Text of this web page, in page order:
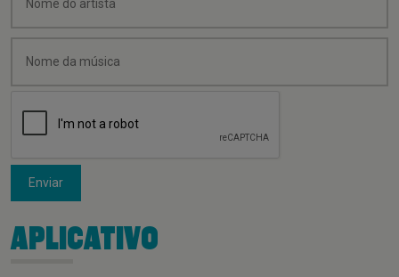
Enviar
APLICATIVO